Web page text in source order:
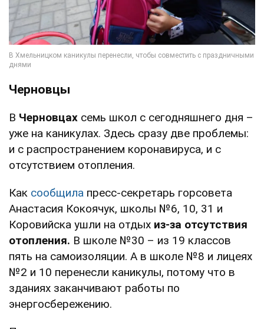
Черновцы
В Черновцах семь школ с сегодняшнего дня –
уже на каникулах. Здесь сразу две проблемы:
и с распространением коронавируса, и с
отсутствием отопления.
Как сообщила пресс-секретарь горсовета
Анастасия Кокоячук, школы №6, 10, 31 и
Коровийска ушли на отдых из-за отсутствия
отопления. В школе №30 – из 19 классов
пять на самоизоляции. А в школе №8 и лицеях
№2 и 10 перенесли каникулы, потому что в
зданиях заканчивают работы по
энергосбережению.